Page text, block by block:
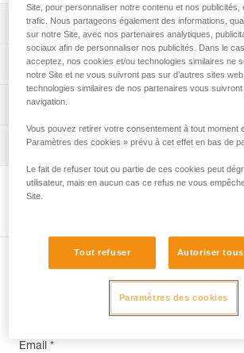
Télécharger la notice technique (PDF)
Technical Notice
App pour contrôler et suivre vos EPI
Procédure de vérification EPI
verif-EPI-connexion-procedure-
Fiche de suivi EPI
verif-EPI-connexion-suivi-FR
Voir la page produit
Abonnez-vous à la
Email *
Site, pour personnaliser notre contenu et nos publicités,
trafic. Nous partageons également des informations,
sur notre Site, avec nos partenaires analytiques,
sociaux afin de personnaliser nos publicités. Dans le
acceptez, nos cookies et/ou technologies similaires ne
notre Site et ne vous suivront pas sur d’autres sites
technologies similaires de nos partenaires vous
navigation.
Vous pouvez retirer votre consentement à tout moment
Paramètres des cookies » prévu à cet effet en bas de
Le fait de refuser tout ou partie de ces cookies peut
utilisateur, mais en aucun cas ce refus ne vous
Site.
Tout refuser Autoriser
Paramètres des cookies